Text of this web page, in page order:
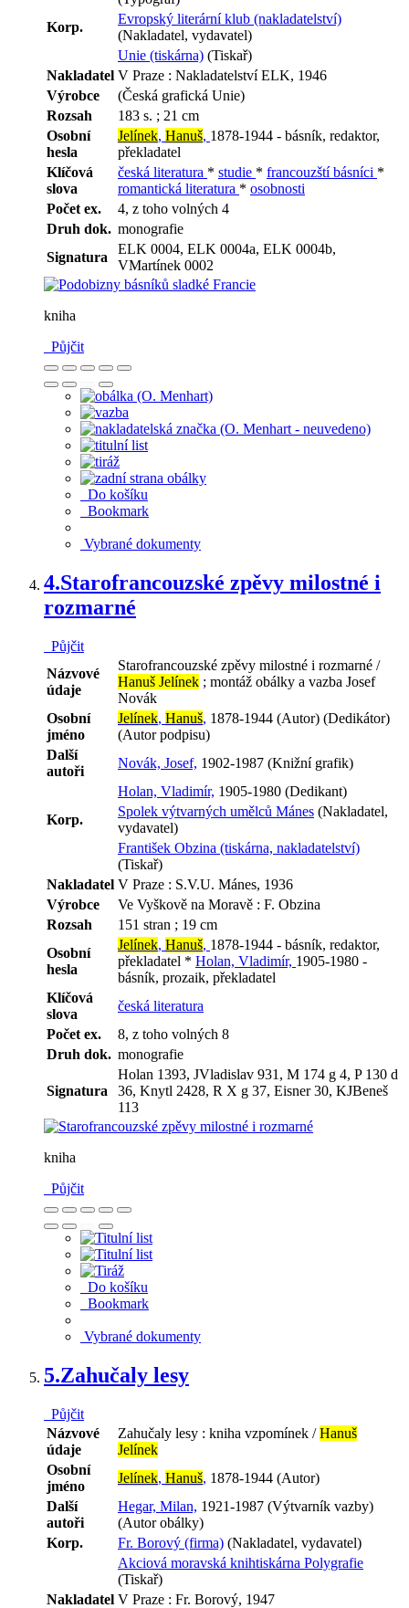
Korp.
Evropský literární klub (nakladatelství)
(Nakladatel, vydavatel)
Unie (tiskárna) (Tiskař)
Nakladatel V Praze : Nakladatelství ELK, 1946
Výrobce
(Česká grafická Unie)
Rozsah
183 s. ; 21 cm
Osobní
hesla
Jelínek, Hanuš, 1878-1944 - básník, redaktor,
překladatel
Klíčová
slova
česká literatura * studie * francouzští básníci *
romantická literatura * osobnosti
Počet ex.
4, z toho volných 4
Druh dok. monografie
Signatura
ELK 0004, ELK 0004a, ELK 0004b,
VMartínek 0002
kniha
Půjčit
Do košíku
Bookmark
Vybrané dokumenty
4.Starofrancouzské zpěvy milostné i
rozmarné
Půjčit
Názvové
údaje
Starofrancouzské zpěvy milostné i rozmarné /
Hanuš Jelínek ; montáž obálky a vazba Josef
Novák
Osobní
jméno
Jelínek, Hanuš, 1878-1944 (Autor) (Dedikátor)
(Autor podpisu)
Další
autoři
Novák, Josef, 1902-1987 (Knižní grafik)
Holan, Vladimír, 1905-1980 (Dedikant)
Korp.
Spolek výtvarných umělců Mánes (Nakladatel,
vydavatel)
František Obzina (tiskárna, nakladatelství)
(Tiskař)
Nakladatel V Praze : S.V.U. Mánes, 1936
Výrobce
Ve Vyškově na Moravě : F. Obzina
Rozsah
151 stran ; 19 cm
Osobní
hesla
Jelínek, Hanuš, 1878-1944 - básník, redaktor,
překladatel * Holan, Vladimír, 1905-1980 -
básník, prozaik, překladatel
Klíčová
slova
česká literatura
Počet ex.
8, z toho volných 8
Druh dok. monografie
Signatura
Holan 1393, JVladislav 931, M 174 g 4, P 130 d
36, Knytl 2428, R X g 37, Eisner 30, KJBeneš
113
kniha
Půjčit
Do košíku
Bookmark
Vybrané dokumenty
5.Zahučaly lesy
Půjčit
Názvové
údaje
Zahučaly lesy : kniha vzpomínek /Hanuš
Jelínek
Osobní
jméno
Jelínek, Hanuš, 1878-1944 (Autor)
Další
autoři
Hegar, Milan, 1921-1987 (Výtvarník vazby)
(Autor obálky)
Korp.
Fr. Borový (firma) (Nakladatel, vydavatel)
Akciová moravská knihtiskárna Polygrafie
(Tiskař)
Nakladatel V Praze : Fr. Borový, 1947